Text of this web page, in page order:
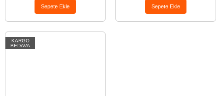
Sepete Ekle Sepete Ekle
KARGO
BEDAVA